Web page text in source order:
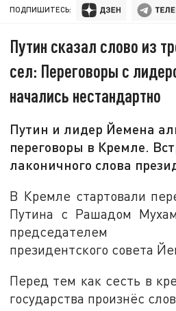
ПОДПИШИТЕСЬ:
Путин сказал слово из
сел: Переговоры с
начались нестандартно
Путин и лидер Йемена
переговоры в Кремле.
лаконичного слова
В Кремле стартовали
Путина с Рашадом
председателем
президентского совета
Перед тем как сесть в
государства произнёс